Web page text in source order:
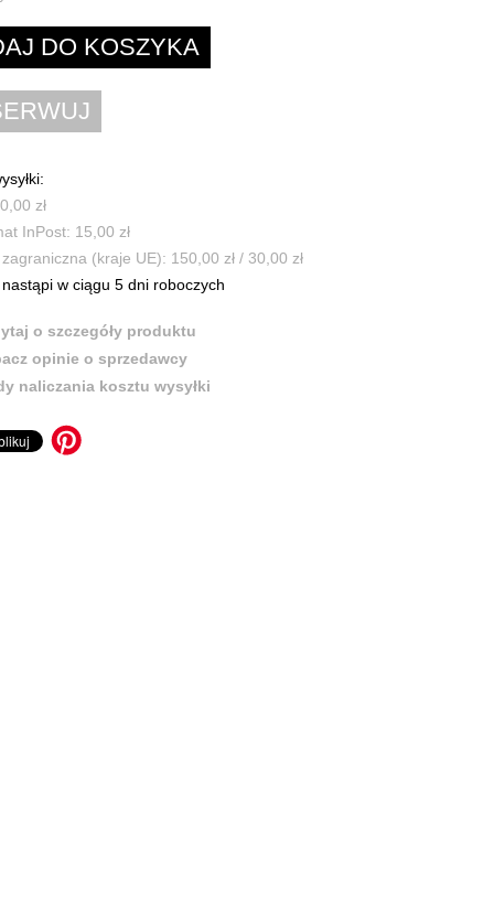
zł
InPost: 15,00 zł
zagraniczna (kraje UE): 150,00 zł / 30,00 zł
nastąpi w ciągu 5 dni roboczych
o szczegóły produktu
opinie o sprzedawcy
naliczania kosztu wysyłki